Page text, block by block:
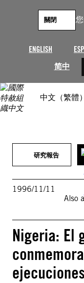
ENGLISH
简中
關閉
中文（繁體）
研究報告
1996/11/11
Also
Nigeria: El